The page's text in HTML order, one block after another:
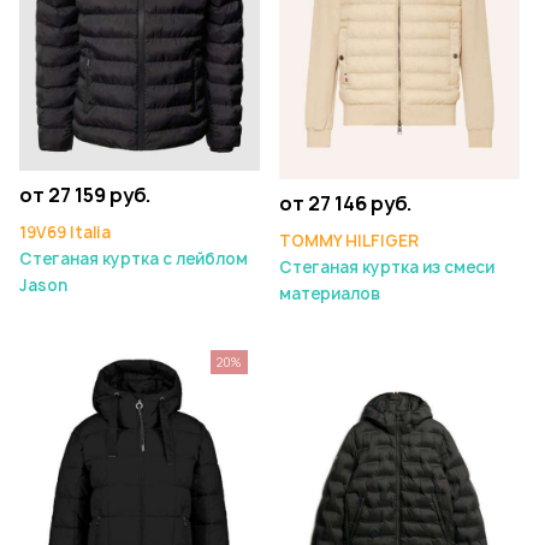
от 27 159 руб.
19V69 Italia
Стеганая куртка с лейблом
Jason
от 27 146 руб.
TOMMY HILFIGER
Стеганая куртка из смеси
материалов
20%